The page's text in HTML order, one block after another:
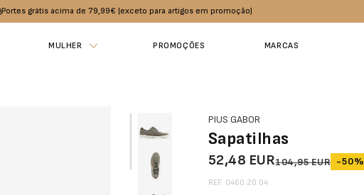
Portes grátis acima de 79,99€ (exceto para artigos em promoção)
MULHER PROMOÇÕES MARCAS
PIUS GABOR
Sapatilhas
52,48 EUR104,95 EUR -50%
REF. 0460.20.04